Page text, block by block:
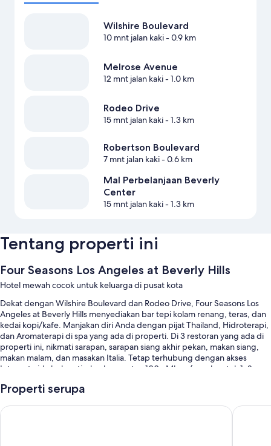
Wilshire Boulevard
10 mnt jalan kaki- 0.9 km
Melrose Avenue
12 mnt jalan kaki- 1.0 km
Rodeo Drive
15 mnt jalan kaki- 1.3 km
Robertson Boulevard
7 mnt jalan kaki- 0.6 km
Mal Perbelanjaan Beverly
Center
15 mnt jalan kaki- 1.3 km
Tentang properti ini
Four Seasons Los Angeles at Beverly Hills
Hotel mewah cocok untuk keluarga di pusat kota
Dekat dengan Wilshire Boulevard dan Rodeo Drive, Four Seasons Los
Angeles at Beverly Hills menyediakan bar tepi kolam renang, teras, dan
kedai kopi/kafe. Manjakan diri Anda dengan pijat Thailand, Hidroterapi,
dan Aromaterapi di spa yang ada di properti. Di 3 restoran yang ada di
properti ini, nikmati sarapan, sarapan siang akhir pekan, makan siang,
makan malam, dan masakan Italia. Tetap terhubung dengan akses
Internet nirkabel gratis, berkecepatan 100+ Mbps (cocok untuk 1–2
lainnya seperti taman dan perpustakaan.
Anda juga akan menikmati manfaat berikut selama Anda menginap:
Properti serupa
Beverly Wilshire, Beverly Hills, A Four Seasons Hotel Sofitel